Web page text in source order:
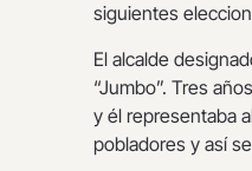
siguientes
El alcalde
“Jumbo”. Tres
y él representaba
pobladores y así